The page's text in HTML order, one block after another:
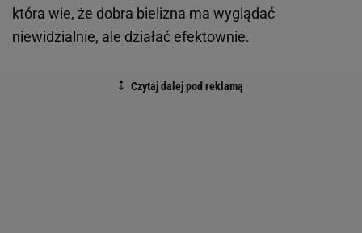
która wie, że dobra bielizna ma wyglądać
niewidzialnie, ale działać efektownie.